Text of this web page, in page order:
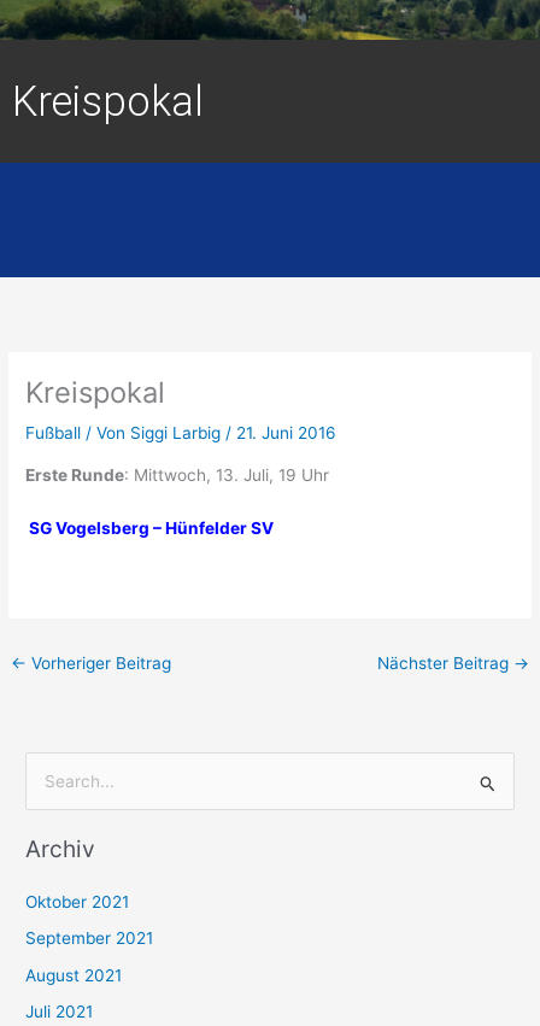
Kreispokal
Kreispokal
Fußball / Von Siggi Larbig/ 21. Juni 2016
Erste Runde: Mittwoch, 13. Juli, 19 Uhr
SG Vogelsberg – Hünfelder SV
← Vorheriger Beitrag Nächster Beitrag →
c
n
n
a
Archiv
Oktober 2021
September 2021
August 2021
Juli 2021